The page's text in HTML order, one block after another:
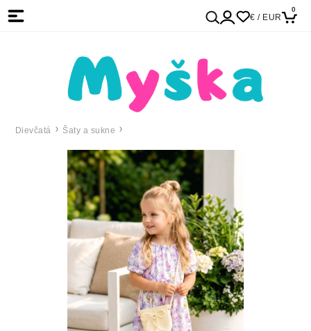
€ / EUR
0
Dievčatá Šaty a sukne